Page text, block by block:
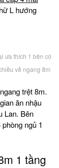
L hướng
ưa thích 1 bên có
về ngang 8m
trệt 8m.
ăn nhậu
Lan. Bên
ngủ 1
1 tầng